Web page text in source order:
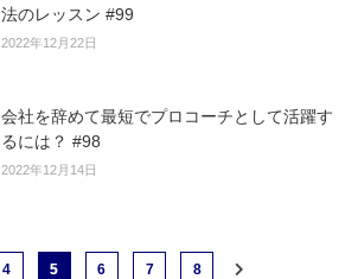
法のレッスン #99
2022年12月22日
会社を辞めて最短でプロコーチとして活躍す
るには？ #98
2022年12月14日
4 5 6 7 8